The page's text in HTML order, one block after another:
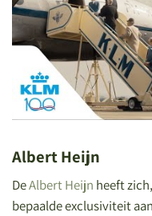
Albert Heijn
DeAlbert Heijn heeft
bepaalde exclusiviteit